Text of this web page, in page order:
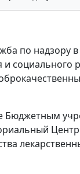
по надзору
и социального
Бюджетным